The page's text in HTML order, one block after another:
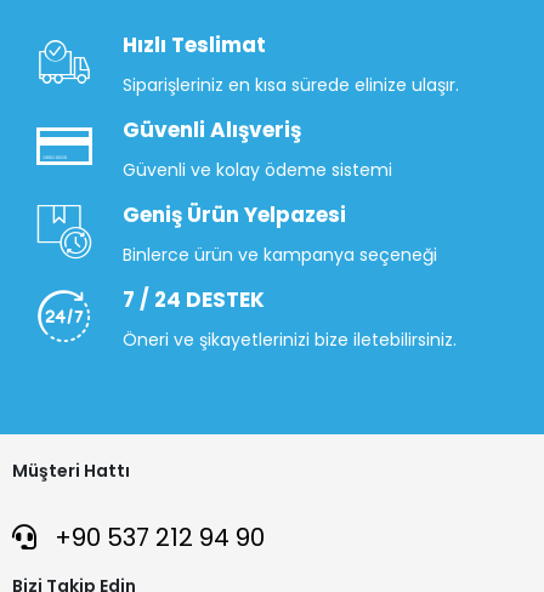
Hızlı Teslimat
Siparişleriniz en kısa sürede elinize ulaşır.
Güvenli Alışveriş
Güvenli ve kolay ödeme sistemi
Geniş Ürün Yelpazesi
Binlerce ürün ve kampanya seçeneği
7 / 24 DESTEK
Öneri ve şikayetlerinizi bize iletebilirsiniz.
Müşteri Hattı
+90 537 212 94 90
Bizi Takip Edin